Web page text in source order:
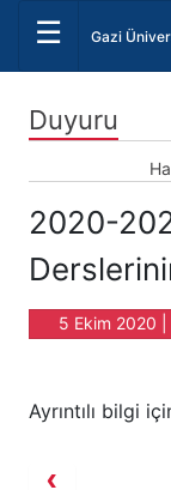
☰ Gazi
Duyuru
2020-
5 Ekim 2020 |
Ayrıntılı bilgi